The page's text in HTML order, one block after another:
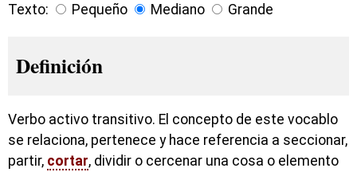
Texto: Pequeño Mediano Grande
Definición
Verbo activo transitivo. El concepto de este vocablo
se relaciona, pertenece y hace referencia a seccionar,
partir, cortar, dividir o cercenar una cosa o elemento